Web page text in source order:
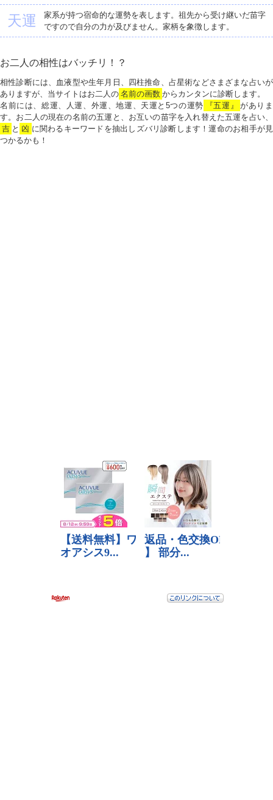
天運
家系が持つ宿命的な運勢を表します。祖先から受け継いだ苗字
ですので自分の力が及びません。家柄を象徴します。
お二人の相性はバッチリ！？
相性診断には、血液型や生年月日、四柱推命、占星術などさまざまな占いが
ありますが、当サイトはお二人の 名前の画数 からカンタンに診断します。
名前には、総運、人運、外運、地運、天運と5つの運勢
『五運』
がありま
す。お二人の現在の名前の五運と、お互いの苗字を入れ替えた五運を占い、
吉 と 凶 に関わるキーワードを抽出しズバリ診断します！運命のお相手が見
つかるかも！